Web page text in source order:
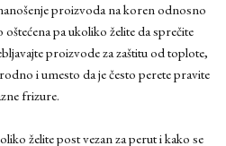
proizvoda na koren odnosno
pa ukoliko želite da sprečite
proizvode za zaštitu od toplote,
i umesto da je često perete pravite
frizure.
želite post vezan za perut i kako se